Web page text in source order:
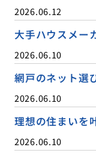
2026.06.12
大手ハウスメー
2026.06.10
網戸のネット選
2026.06.10
理想の住まいを
2026.06.10